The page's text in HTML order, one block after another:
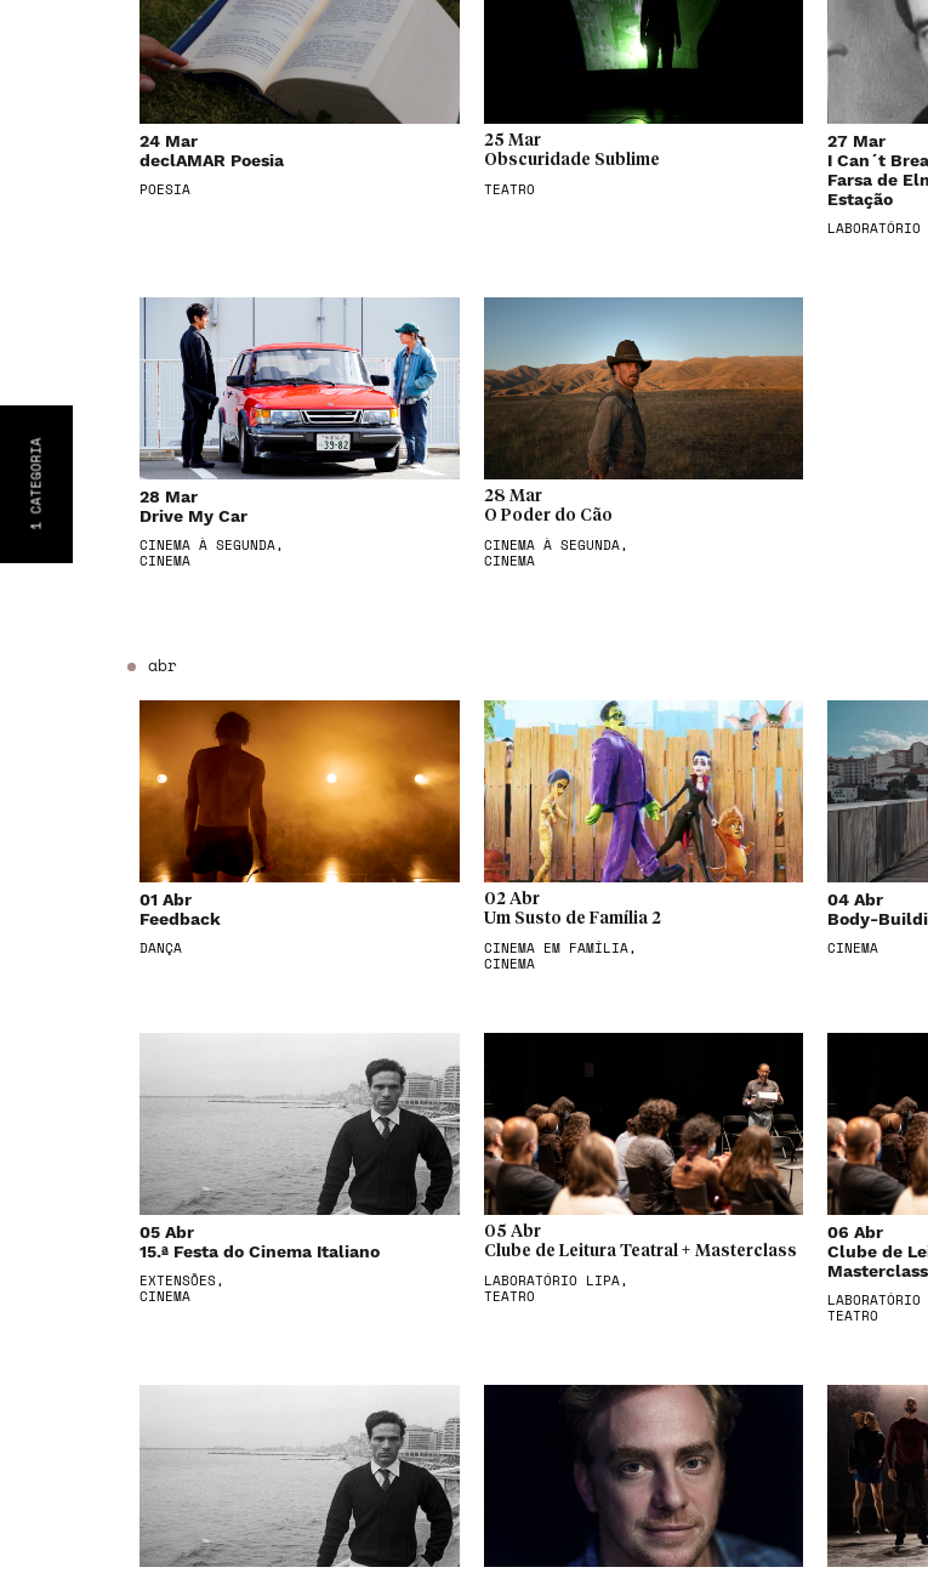
1
CATEGORIA
24 Mar
declAMAR Poesia
POESIA
25 Mar
Obscuridade Sublime
TEATRO
27 Mar
I Can´t
Farsa de
Estação
28 Mar
Drive My Car
CINEMA À SEGUNDA,
CINEMA
28 Mar
O Poder do Cão
CINEMA À SEGUNDA,
CINEMA
abr
01 Abr
Feedback
DANÇA
02 Abr
Um Susto de Família 2
CINEMA EM FAMÍLIA,
CINEMA
04 Abr
Body-
CINEMA
05 Abr
15.ª Festa do Cinema Italiano
EXTENSÕES,
CINEMA
05 Abr
Clube de Leitura Teatral + Masterclass
LABORATÓRIO LIPA,
TEATRO
06 Abr
Clube de
Masterclass
TEATRO